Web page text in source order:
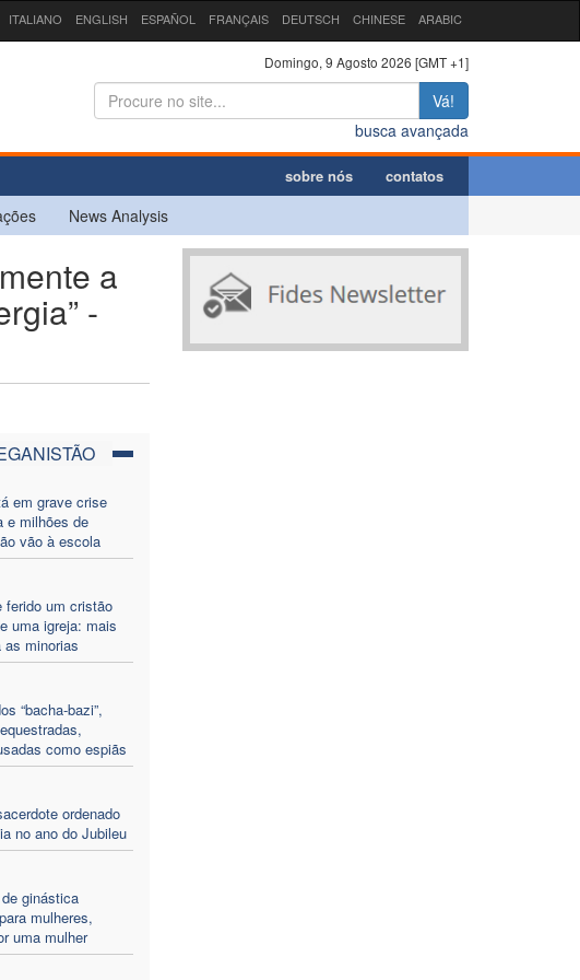
ITALIANO ENGLISH ESPAÑOL FRANÇAIS DEUTSCH CHINESE ARABIC
Domingo, 9 Agosto 2026 [GMT +1]
Vá!
busca avançada
sobre nós contatos
News Analysis
a
-
em grave crise
e milhões de
vão à escola
ferido um cristão
uma igreja: mais
as minorias
“bacha-bazi”,
como espiãs
ordenado
no ano do Jubileu
ginástica
mulheres,
uma mulher